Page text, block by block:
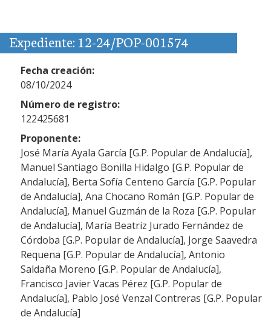
Expediente: 12-24/POP-001574
Fecha creación:
08/10/2024
Número de registro:
122425681
Proponente:
José María Ayala García [G.P. Popular de Andalucía],
Manuel Santiago Bonilla Hidalgo [G.P. Popular de
Andalucía], Berta Sofía Centeno García [G.P. Popular
de Andalucía], Ana Chocano Román [G.P. Popular de
Andalucía], Manuel Guzmán de la Roza [G.P. Popular
de Andalucía], María Beatriz Jurado Fernández de
Córdoba [G.P. Popular de Andalucía], Jorge Saavedra
Requena [G.P. Popular de Andalucía], Antonio
Saldaña Moreno [G.P. Popular de Andalucía],
Francisco Javier Vacas Pérez [G.P. Popular de
Andalucía], Pablo José Venzal Contreras [G.P. Popular
de Andalucía]